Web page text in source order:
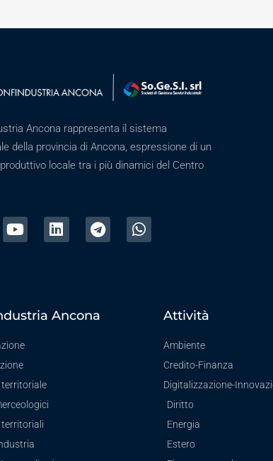
Ancona rappresenta il sistema
della provincia di Ancona, espressione di un
locale tra i più dinamici del Centro
Ancona Attività
Ambiente
Credito-Finanza
Digitalizzazione-
Diritto
Energia
Estero